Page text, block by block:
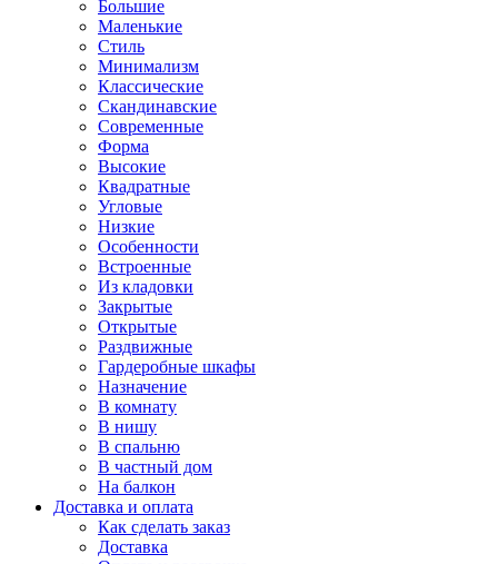
Большие
Маленькие
Стиль
Минимализм
Классические
Скандинавские
Современные
Форма
Высокие
Квадратные
Угловые
Низкие
Особенности
Встроенные
Из кладовки
Закрытые
Открытые
Раздвижные
Гардеробные шкафы
Назначение
В комнату
В нишу
В спальню
В частный дом
На балкон
Доставка и оплата
Как сделать заказ
Доставка